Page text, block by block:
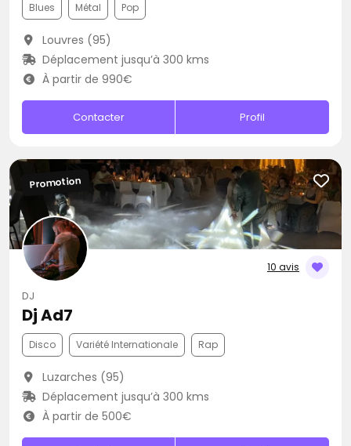
Blues Métal Pop
Louvres (95)
Déplacement jusqu’à 300 kms
À partir de 990€
Contacter Profil
10 avis
Promotion
DJ
Dj Ad7
Disco Variété Internationale Rap
Luzarches (95)
Déplacement jusqu’à 300 kms
À partir de 500€